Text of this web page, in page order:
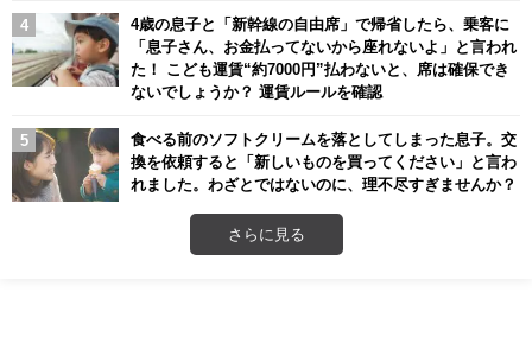
4歳の息子と「新幹線の自由席」で帰省したら、乗客に
「息子さん、お金払ってないから座れないよ」と言われ
た！ こども運賃“約7000円”払わないと、席は確保でき
ないでしょうか？ 運賃ルールを確認
食べる前のソフトクリームを落としてしまった息子。交
換を依頼すると「新しいものを買ってください」と言わ
れました。わざとではないのに、理不尽すぎませんか？
さらに見る